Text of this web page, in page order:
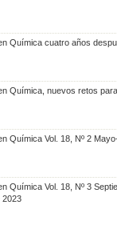
Química cuatro años
Química, nuevos retos
Química Vol. 18, Nº 2
Química Vol. 18, Nº 3
2023